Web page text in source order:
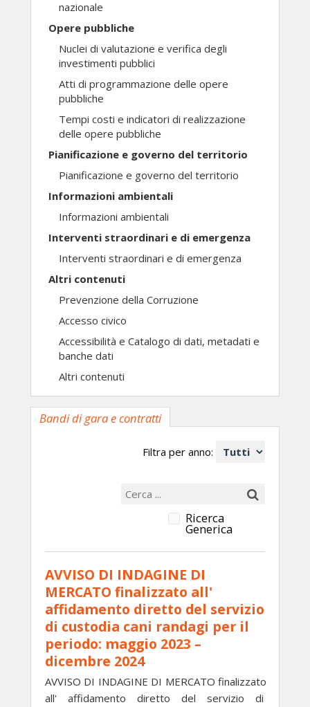
nazionale
Opere pubbliche
Nuclei di valutazione e verifica degli
investimenti pubblici
Atti di programmazione delle opere
pubbliche
Tempi costi e indicatori di realizzazione
delle opere pubbliche
Pianificazione e governo del territorio
Pianificazione e governo del territorio
Informazioni ambientali
Informazioni ambientali
Interventi straordinari e di emergenza
Interventi straordinari e di emergenza
Altri contenuti
Prevenzione della Corruzione
Accesso civico
Accessibilità e Catalogo di dati, metadati e
banche dati
Altri contenuti
Bandi di gara e contratti
Filtra per anno:
Ricerca
Generica
AVVISO DI INDAGINE DI
MERCATO finalizzato all'
affidamento diretto del servizio
di custodia cani randagi per il
periodo: maggio 2023 –
dicembre 2024
AVVISO DI INDAGINE DI MERCATO finalizzato
all' affidamento diretto del servizio di